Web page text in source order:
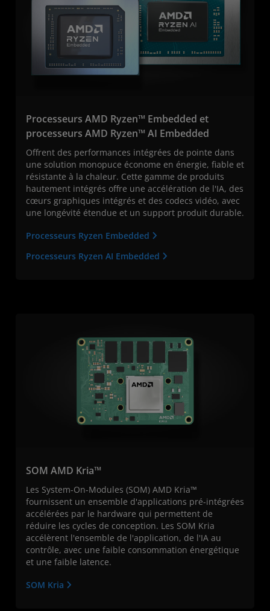
Processeurs AMD Ryzen™ Embedded et
processeurs AMD Ryzen™ AI Embedded
Offrent des performances intégrées de pointe dans
une solution monopuce économe en énergie, fiable et
résistante à la chaleur. Cette gamme de produits
hautement intégrés offre une accélération de l'IA, des
cœurs graphiques intégrés et des codecs vidéo, avec
une longévité étendue et un support produit durable.
Processeurs Ryzen Embedded
Processeurs Ryzen AI Embedded
SOM AMD Kria™
Les System-On-Modules (SOM) AMD Kria™
fournissent un ensemble d'applications pré-intégrées
accélérées par le hardware qui permettent de
réduire les cycles de conception. Les SOM Kria
accélèrent l'ensemble de l'application, de l'IA au
contrôle, avec une faible consommation énergétique
et une faible latence.
SOM Kria